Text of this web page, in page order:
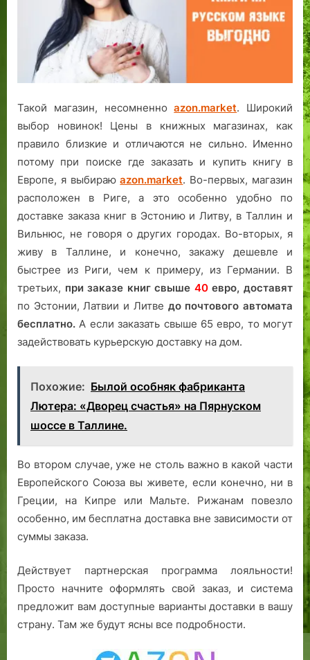
Такой магазин, несомненноazon.market. Широкий
выбор новинок! Цены в книжных магазинах, как
правило близкие и отличаются не сильно. Именно
потому при поиске где заказать и купить книгу в
Европе, я выбираюazon.market. Во-первых, магазин
расположен в Риге, а это особенно удобно по
доставке заказа книг в Эстонию и Литву, в Таллин и
Вильнюс, не говоря о других городах. Во-вторых, я
живу в Таллине, и конечно, закажу дешевле и
быстрее из Риги, чем к примеру, из Германии. В
третьих, при заказе книг свыше 40евро, доставят
по Эстонии, Латвии и Литве до почтового автомата
бесплатно. А если заказать свыше 65 евро, то могут
задействовать курьерскую доставку на дом.
Похожие: Былой особняк фабриканта
Лютера: «Дворец счастья» на Пярнуском
шоссе в Таллине.
Во втором случае, уже не столь важно в какой части
Европейского Союза вы живете, если конечно, ни в
Греции, на Кипре или Мальте. Рижанам повезло
особенно, им бесплатна доставка вне зависимости от
суммы заказа.
Действует партнерская программа лояльности!
Просто начните оформлять свой заказ, и система
предложит вам доступные варианты доставки в вашу
страну. Там же будут ясны все подробности.